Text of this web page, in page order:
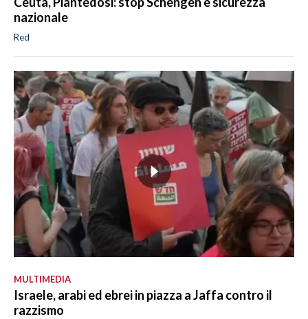
nazionale
Red
MULTIMEDIA
Israele, arabi ed ebrei in piazza a Jaffa contro il
razzismo